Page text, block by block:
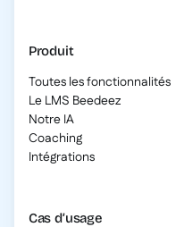
Produit
Toutes les fonctionnalités
Le LMS Beedeez
Notre IA
Coaching
Intégrations
Cas d’usage